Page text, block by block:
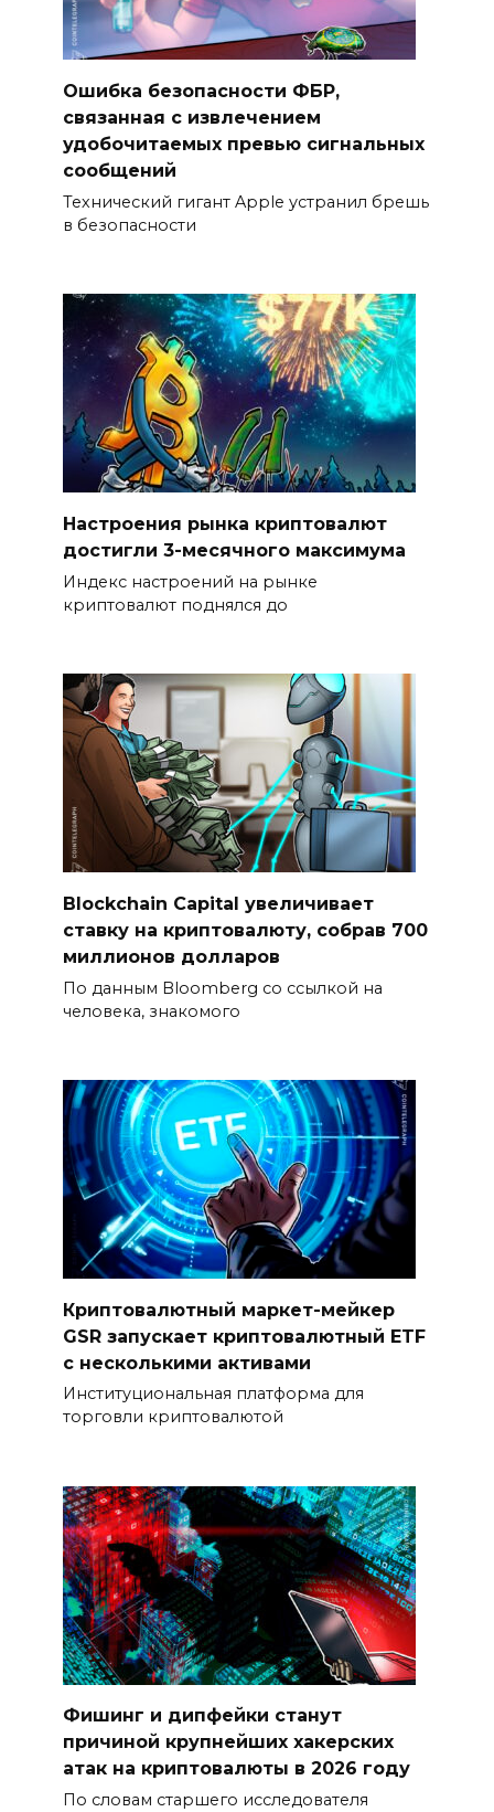
Ошибка безопасности ФБР,
связанная с извлечением
удобочитаемых превью сигнальных
сообщений
Технический гигант Apple устранил брешь
в безопасности
Настроения рынка криптовалют
достигли 3-месячного максимума
Индекс настроений на рынке
криптовалют поднялся до
Blockchain Capital увеличивает
ставку на криптовалюту, собрав 700
миллионов долларов
По данным Bloomberg со ссылкой на
человека, знакомого
Криптовалютный маркет-мейкер
GSR запускает криптовалютный ETF
с несколькими активами
Институциональная платформа для
торговли криптовалютой
Фишинг и дипфейки станут
причиной крупнейших хакерских
атак на криптовалюты в 2026 году
По словам старшего исследователя